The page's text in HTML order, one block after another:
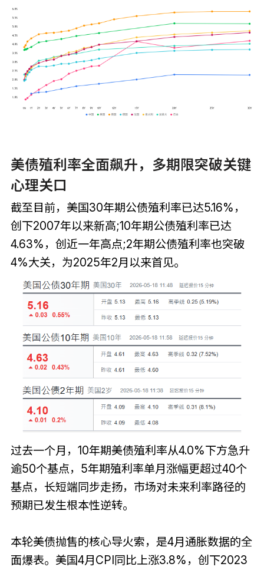
美债殖利率全面飙升，多期限突破关键
心理关口
截至目前，美国30年期公债殖利率已达5.16%，
创下2007年以来新高;10年期公债殖利率已达
4.63%，创近一年高点;2年期公债殖利率也突破
4%大关，为2025年2月以来首见。
过去一个月，10年期美债殖利率从4.0%下方急升
逾50个基点，5年期殖利率单月涨幅更超过40个
基点，长短端同步走扬，市场对未来利率路径的
预期已发生根本性逆转。
本轮美债抛售的核心导火索，是4月通胀数据的全
面爆表。美国4月CPI同比上涨3.8%，创下2023